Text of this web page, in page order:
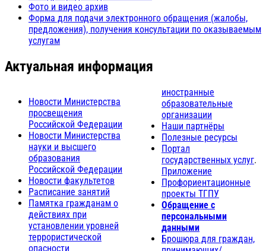
Фото и видео архив
Форма для подачи электронного обращения (жалобы,
предложения), получения консультации по оказываемым
услугам
Актуальная информация
Новости Министерства
просвещения
Российской Федерации
Новости Министерства
науки и высшего
образования
Российской Федерации
Новости факультетов
Расписание занятий
Памятка гражданам о
действиях при
установлении уровней
террористической
опасности
иностранные
образовательные
организации
Наши партнёры
Полезные ресурсы
Портал
государственных услуг.
Приложение
Профориентационные
проекты ТГПУ
Обращение с
персональными
данными
Брошюра для граждан,